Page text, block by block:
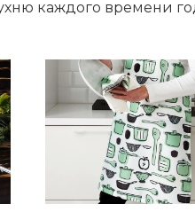
каждого времени